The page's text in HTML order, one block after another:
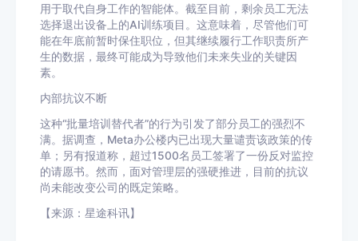
用于取代自身工作的智能体。截至目前，剩余员工无法
选择退出设备上的AI训练项目。这意味着，尽管他们可
能在年底前暂时保住职位，但其继续履行工作职责所产
生的数据，最终可能成为导致他们未来失业的关键因
素。
内部抗议不断
这种“批量培训替代者”的行为引发了部分员工的强烈不
满。据调查，Meta办公楼内已出现大量谴责该政策的传
单；另有报道称，超过1500名员工签署了一份反对监控
的请愿书。然而，面对管理层的强硬推进，目前的抗议
尚未能改变公司的既定策略。
【来源：星途科讯】